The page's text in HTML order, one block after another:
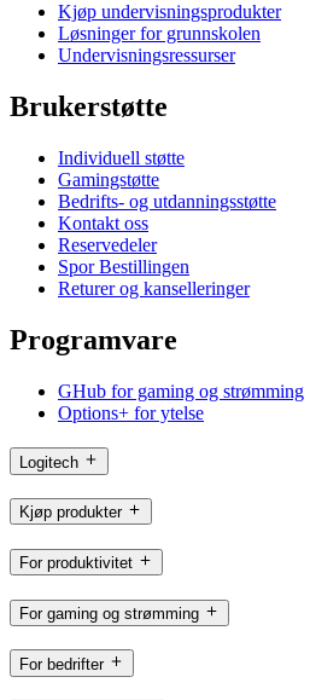
Kjøp undervisningsprodukter
Løsninger for grunnskolen
Undervisningsressurser
Brukerstøtte
Individuell støtte
Gamingstøtte
Bedrifts- og utdanningsstøtte
Kontakt oss
Reservedeler
Spor Bestillingen
Returer og kanselleringer
Programvare
GHub for gaming og strømming
Options+ for ytelse
Logitech
Kjøp produkter
For produktivitet
For gaming og strømming
For bedrifter